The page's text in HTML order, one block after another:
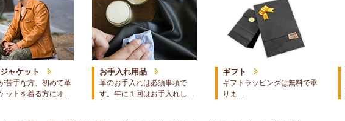
ジャケット
苦手な方、初めて革
ットを着る方にオ…
お手入れ用品
革のお手入れは必須事項で
す。年に１回はお手入れし…
ギフト
ギフトラッピングは無料で承
りま…